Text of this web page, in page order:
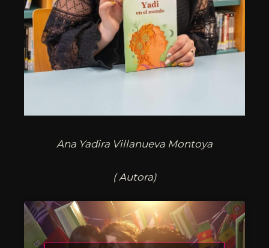
Ana Yadira Villanueva Montoya
( Autora)